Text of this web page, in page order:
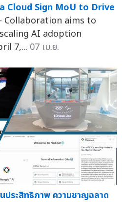
Cloud Sign MoU to Drive
aims to
AI adoption
7,... 07 เม.ย.
ระสิทธิภาพ ความชาญฉลาด